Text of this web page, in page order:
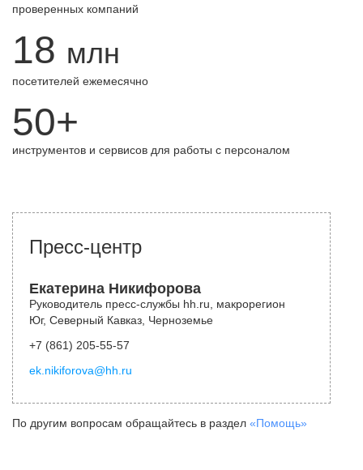
проверенных компаний
18 млн
посетителей ежемесячно
50+
инструментов и сервисов для работы с персоналом
Пресс-центр
Екатерина Никифорова
Руководитель пресс-службы hh.ru, макрорегион
Юг, Северный Кавказ, Черноземье
+7 (861) 205-55-57
ek.nikiforova@hh.ru
По другим вопросам обращайтесь в раздел «Помощь»